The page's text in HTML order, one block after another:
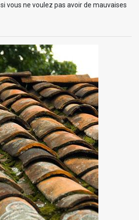
vous ne voulez pas avoir de mauvaises